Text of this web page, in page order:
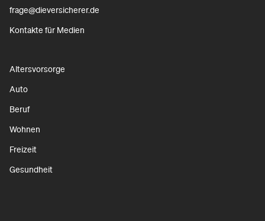
frage@dieversicherer.de
Kontakte für Medien
Altersvorsorge
Auto
Beruf
Wohnen
Freizeit
Gesundheit